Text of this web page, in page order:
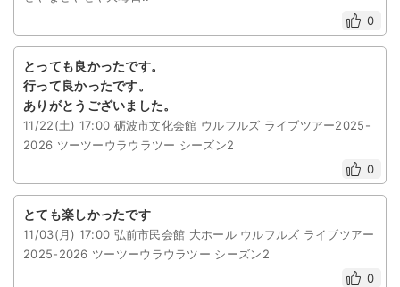
0
とっても良かったです。
行って良かったです。
ありがとうございました。
11/22(土) 17:00 砺波市文化会館 ウルフルズ ライブツアー2025-
2026 ツーツーウラウラツー シーズン2
0
とても楽しかったです
11/03(月) 17:00 弘前市民会館 大ホール ウルフルズ ライブツアー
2025-2026 ツーツーウラウラツー シーズン2
0